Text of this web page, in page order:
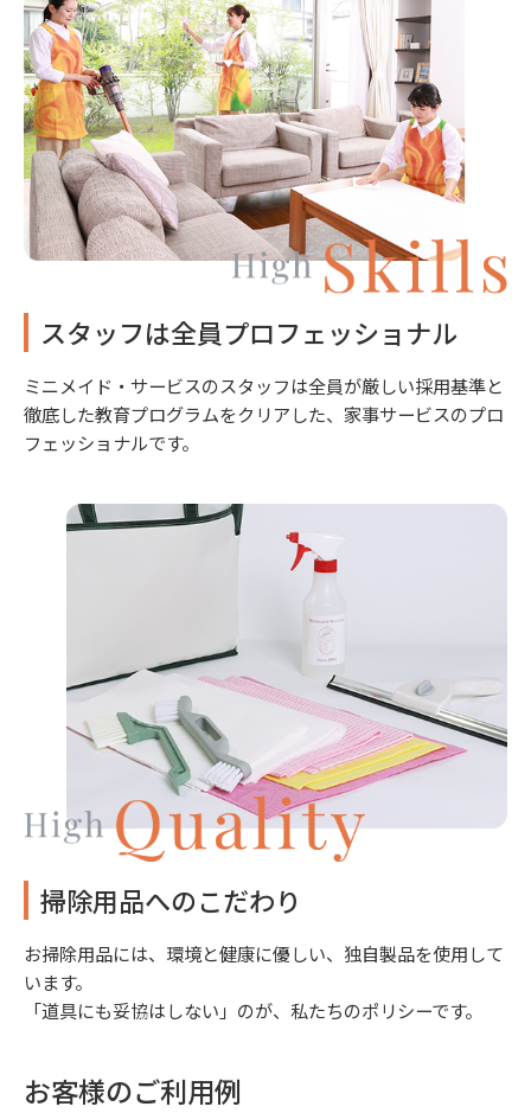
スタッフは全員プロフェッショナル
ミニメイド・サービスのスタッフは全員が厳しい採用基準と
徹底した教育プログラムをクリアした、家事サービスのプロ
フェッショナルです。
掃除用品へのこだわり
お掃除用品には、環境と健康に優しい、独自製品を使用して
います。
「道具にも妥協はしない」のが、私たちのポリシーです。
お客様のご利用例